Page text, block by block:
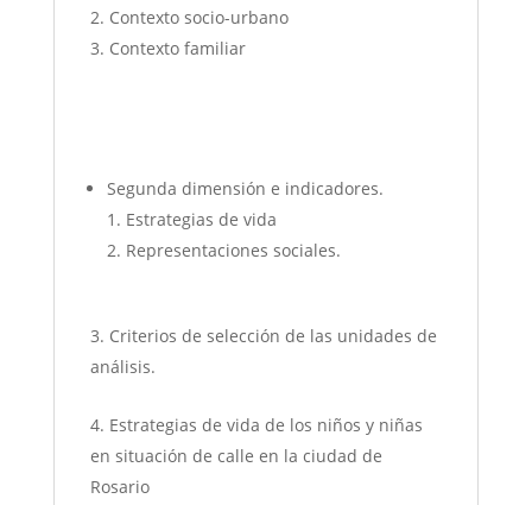
Contexto socio-urbano
Contexto familiar
Segunda dimensión e indicadores.
Estrategias de vida
Representaciones sociales.
Criterios de selección de las unidades de
análisis.
Estrategias de vida de los niños y niñas
en situación de calle en la ciudad de
Rosario